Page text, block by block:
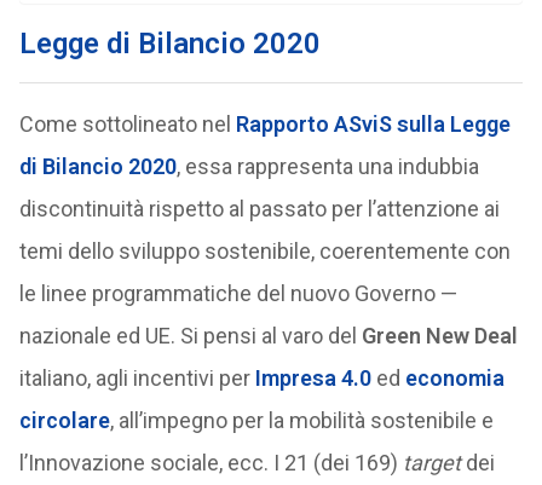
Legge di Bilancio 2020
Come sottolineato nel Rapporto ASviS sulla Legge
di Bilancio 2020, essa rappresenta una indubbia
discontinuità rispetto al passato per l’attenzione ai
temi dello sviluppo sostenibile, coerentemente con
le linee programmatiche del nuovo Governo —
nazionale ed UE. Si pensi al varo del Green New Deal
italiano, agli incentivi per Impresa 4.0ed economia
circolare, all’impegno per la mobilità sostenibile e
l’Innovazione sociale, ecc. I 21 (dei 169) targetdei